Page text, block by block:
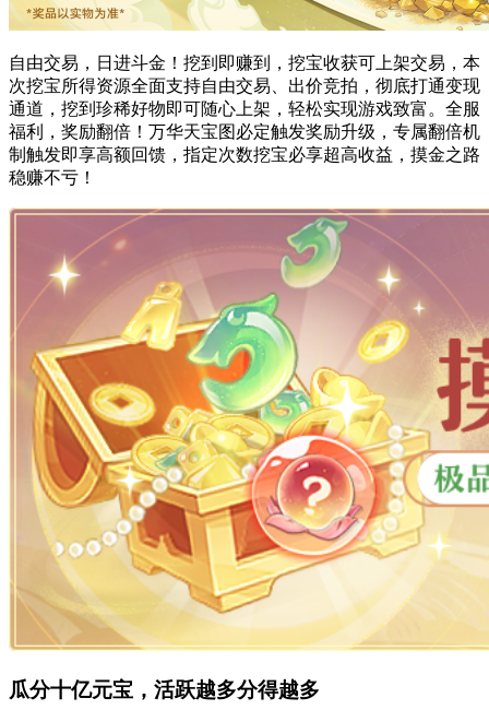
自由交易，日进斗金！挖到即赚到，挖宝收获可上架交易，本
次挖宝所得资源全面支持自由交易、出价竞拍，彻底打通变现
通道，挖到珍稀好物即可随心上架，轻松实现游戏致富。全服
福利，奖励翻倍！万华天宝图必定触发奖励升级，专属翻倍机
制触发即享高额回馈，指定次数挖宝必享超高收益，摸金之路
稳赚不亏！
瓜分十亿元宝，活跃越多分得越多